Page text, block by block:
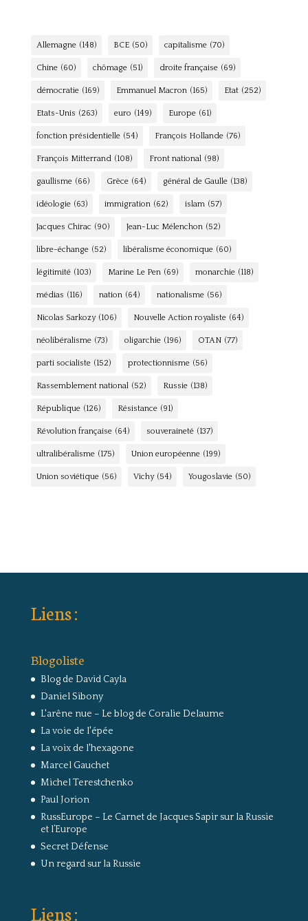
Allemagne (148) BCE (50) capitalisme (70)
Chine (60) chômage (51) droite française (69)
démocratie (169) Emmanuel Macron (165) Etat (252)
Etats-Unis (263) euro (149) Europe (61)
fonction présidentielle (54) François Hollande (76)
François Mitterrand (108) Front national (98)
gaullisme (66) Grèce (64) général de Gaulle (138)
idéologie (63) immigration (62) islam (57)
Jacques Chirac (90) Jean-Luc Mélenchon (52)
libre-échange (52) libéralisme économique (60)
légitimité (103) Marine Le Pen (69) monarchie (118)
médias (116) nation (64) nationalisme (56)
Nicolas Sarkozy (106) Nouvelle Action royaliste (64)
néolibéralisme (73) oligarchie (196) OTAN (77)
parti socialiste (152) protectionnisme (56)
Rassemblement national (52) Russie (138)
République (126) Résistance (91)
Révolution française (64) souveraineté (137)
ultralibéralisme (175) Union européenne (199)
Union soviétique (56) Vichy (54) Yougoslavie (50)
Liens :
Blogoliste
Blog de David Cayla
Daniel Sibony
L'arêne nue – Le blog de Coralie Delaume
La voie de l'épée
La voix de l'hexagone
Marcel Gauchet
Michel Terestchenko
Paul Jorion
RussEurope – Le Carnet de Jacques Sapir sur la Russie
et l’Europe
Secret Défense
Un regard sur la Russie
Liens :